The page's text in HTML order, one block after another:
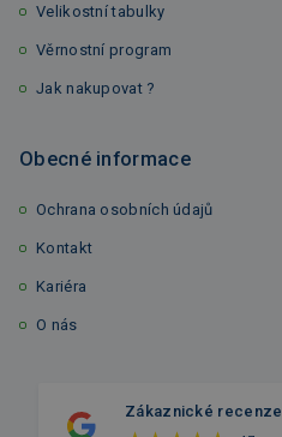
Velikostní tabulky
Věrnostní program
Jak nakupovat ?
Obecné informace
Ochrana osobních údajů
Kontakt
Kariéra
O nás
Zákaznické recenze